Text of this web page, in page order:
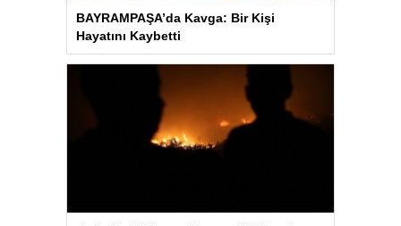
BAYRAMPAŞA’da Kavga: Bir Kişi
Hayatını Kaybetti